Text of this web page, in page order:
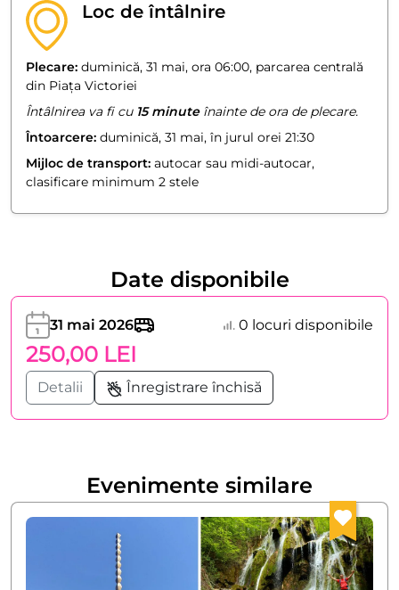
Loc de întâlnire
Plecare: duminică, 31 mai, ora 06:00, parcarea centrală
din Piața Victoriei
Întâlnirea va fi cu 15 minuteînainte de ora de plecare.
Întoarcere: duminică, 31 mai, în jurul orei 21:30
Mijloc de transport: autocar sau midi-autocar,
clasificare minimum 2 stele
Date disponibile
31 mai 2026 0 locuri disponibile
250,00 LEI
Detalii Înregistrare închisă
Evenimente similare